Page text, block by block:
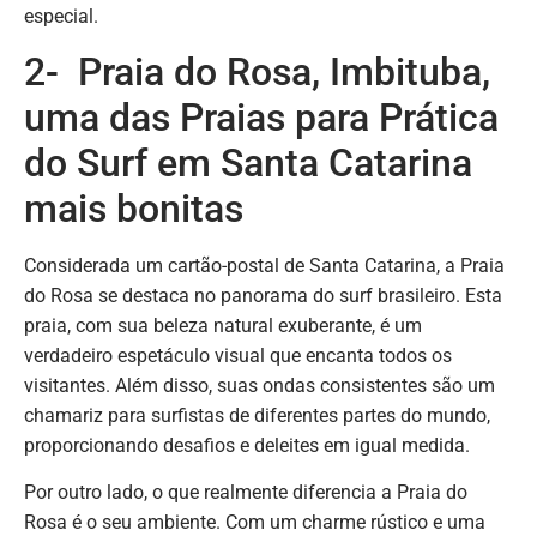
especial.
2- Praia do Rosa, Imbituba,
uma das Praias para Prática
do Surf em Santa Catarina
mais bonitas
Considerada um cartão-postal de Santa Catarina, a Praia
do Rosa se destaca no panorama do surf brasileiro. Esta
praia, com sua beleza natural exuberante, é um
verdadeiro espetáculo visual que encanta todos os
visitantes. Além disso, suas ondas consistentes são um
chamariz para surfistas de diferentes partes do mundo,
proporcionando desafios e deleites em igual medida.
Por outro lado, o que realmente diferencia a Praia do
Rosa é o seu ambiente. Com um charme rústico e uma